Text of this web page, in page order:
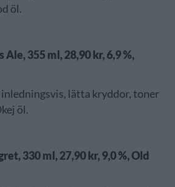
öl.
355 ml, 28,90 kr, 6,9 %,
lätta kryddor, toner
öl.
330 ml, 27,90 kr, 9,0 %, Old